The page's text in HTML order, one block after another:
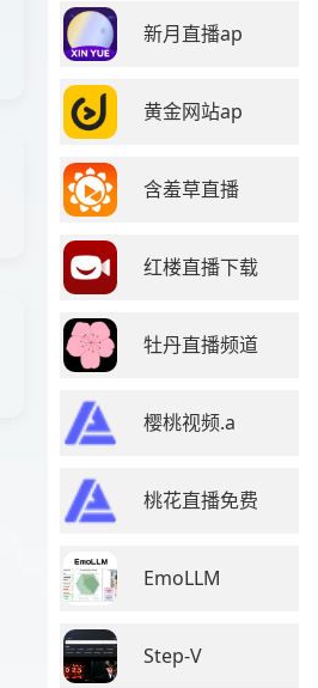
新月直播ap
黄金网站ap
含羞草直播
红楼直播下载
牡丹直播频道
樱桃视频.a
桃花直播免费
EmoLLM
Step-V